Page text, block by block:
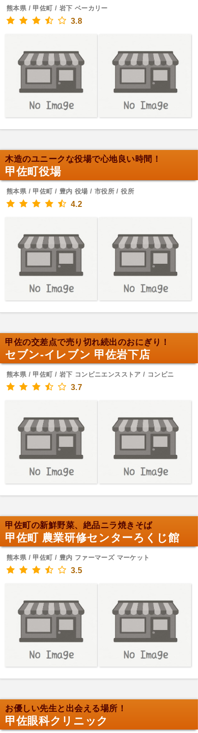
熊本県 / 甲佐町 / 岩下 ベーカリー
3.8
木造のユニークな役場で心地良い時間！
甲佐町役場
熊本県 / 甲佐町 / 豊内 役場 / 市役所 / 役所
4.2
甲佐の交差点で売り切れ続出のおにぎり！
セブン-イレブン 甲佐岩下店
熊本県 / 甲佐町 / 岩下 コンビニエンスストア / コンビニ
3.7
甲佐町の新鮮野菜、絶品ニラ焼きそば
甲佐町 農業研修センターろくじ館
熊本県 / 甲佐町 / 豊内 ファーマーズ マーケット
3.5
お優しい先生と出会える場所！
甲佐眼科クリニック